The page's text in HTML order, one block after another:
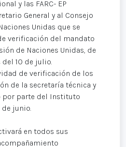
y las FARC- EP
General y al Consejo
Unidas que se
verificación del mandato
de Naciones Unidas, de
10 de julio.
de verificación de los
de la secretaría técnica y
por parte del Instituto
junio.
en todos sus